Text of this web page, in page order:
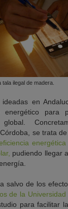
ilegal de madera.
en
para
global.
se trata de
pudiendo llegar
salvo de los
de la
para facilitar